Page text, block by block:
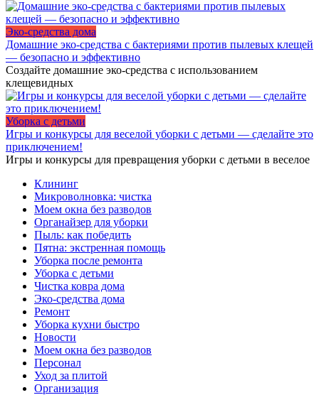
Эко-средства дома
Домашние эко-средства с бактериями против пылевых клещей
— безопасно и эффективно
Создайте домашние эко-средства с использованием
клещевидных
Уборка с детьми
Игры и конкурсы для веселой уборки с детьми — сделайте это
приключением!
Игры и конкурсы для превращения уборки с детьми в веселое
Клининг
Микроволновка: чистка
Моем окна без разводов
Органайзер для уборки
Пыль: как победить
Пятна: экстренная помощь
Уборка после ремонта
Уборка с детьми
Чистка ковра дома
Эко-средства дома
Ремонт
Уборка кухни быстро
Новости
Моем окна без разводов
Персонал
Уход за плитой
Организация